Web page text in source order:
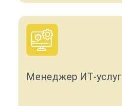
Менеджер ИТ-услуг